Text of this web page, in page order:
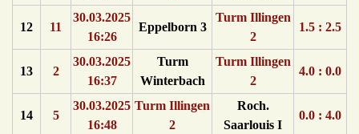
12 11
30.03.2025
16:26
Eppelborn 3
Turm Illingen
2
1.5 : 2.5
13 2
30.03.2025
16:37
Turm
Winterbach
Turm Illingen
2
4.0 : 0.0
14 5
30.03.2025
16:48
Turm Illingen
2
Roch.
Saarlouis I
0.0 : 4.0